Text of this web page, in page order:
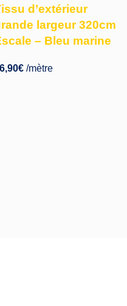
d’extérieur
largeur 320cm
– Bleu marine
€ /mètre